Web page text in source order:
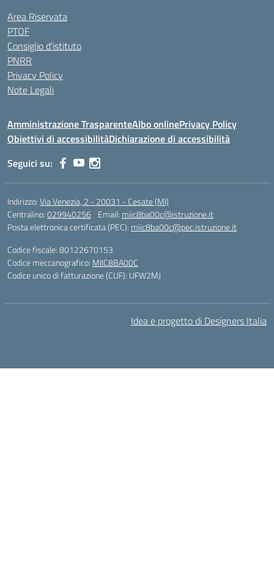
Area Riservata
PTOF
Consiglio d’istituto
PNRR
Privacy Policy
Note Legali
Amministrazione TrasparenteAlbo onlinePrivacy Policy
Obiettivi di accessibilitàDichiarazione di accessibilità
Seguici su:
Indirizzo:Via Venezia, 2 - 20031 - Cesate (MI)
Centralino:029940256 Email: miic8ba00c@istruzione.it
Posta elettronica certificata (PEC): miic8ba00c@pec.istruzione.it
Codice fiscale: 80122670153
Codice meccanografico: MIIC8BA00C
Codice unico di fatturazione (CUF): UFW2MJ
Idea e progetto di Designers Italia